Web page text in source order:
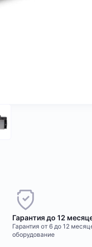
Гарантия до 12
Гарантия от 6 до 12
оборудование